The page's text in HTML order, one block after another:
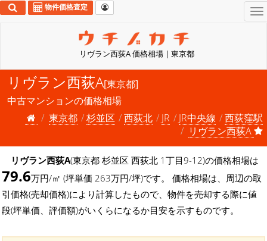
リヴラン西荻A 価格相場 | 東京都
物件価格査定
リヴラン西荻A[東京都]
中古マンションの価格相場
東京都
杉並区 西荻北 JR JR中央線
西荻窪駅
リヴラン西荻A
リヴラン西荻A(東京都 杉並区 西荻北 1丁目9-12)の価格相場は
79.6万円/㎡ (坪単価 263万円/坪)です。 価格相場は、周辺の取
引価格(売却価格)により計算したもので、物件を売却する際に値
段(坪単価、評価額)がいくらになるか目安を示すものです。